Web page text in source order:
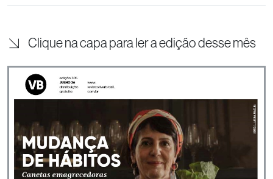
Clique na capa para ler a edição desse mês